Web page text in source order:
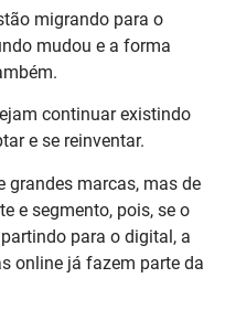
migrando para o
mudou e a forma
continuar existindo
e se reinventar.
grandes marcas, mas de
e segmento, pois, se o
para o digital, a
online já fazem parte da